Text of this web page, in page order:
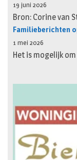
19 juni 2026
Bron: Corine van
Familieberichten
1 mei 2026
Het is mogelijk